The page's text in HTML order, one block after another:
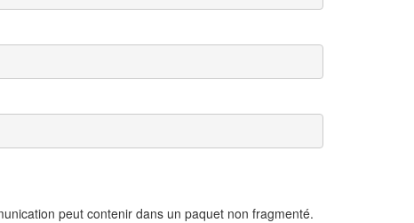
peut contenir dans un paquet non fragmenté.